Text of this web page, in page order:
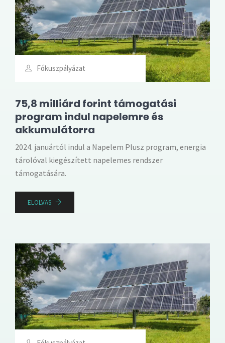
Fókuszpályázat
75,8 milliárd forint támogatási
program indul napelemre és
akkumulátorra
2024. januártól indul a Napelem Plusz program, energia
tárolóval kiegészített napelemes rendszer
támogatására.
ELOLVAS